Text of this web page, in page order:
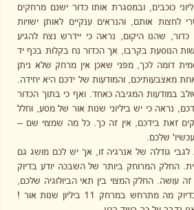
כוכבים, ובמסגרת אותו כדור ישנם מרחקים
אותם, והנראים ענקיים לאותן ישויות
שהנו היקום, נראה כי יידרש נצח להגיע
הנוסעת בקרבו, אך הכדור נח בקלות בכף יד
דומה לכך, מפני שאכן אין מרחק שלא ניתן
מאצבעותיכם, והמודעות של ידכם היא יחידה.
במודעות המגיבה כאחד. ואף כי בתוך הכדור
נראה כי יש ביליוני שנות אור של מסע, וחלל
זאת בידכם, אין זה כך. כל מה שמצוי שם –
שלכם.
גודלה של אנרגיה זו, אך יש לכם מושג גם
החלק המרוחק ביותר של השבכה יודע בדיוק
עושה. החלק המצוי בין תאי הביולוגיה שלכם,
שאותו כינינו אהבה, יודע בדיוק מה מתרחש במרחק 11 ביליון שנות אור !